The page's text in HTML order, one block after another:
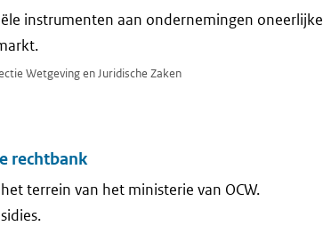
instrumenten aan ondernemingen oneerlijke
Wetgeving en Juridische Zaken
rechtbank
terrein van het ministerie van OCW.